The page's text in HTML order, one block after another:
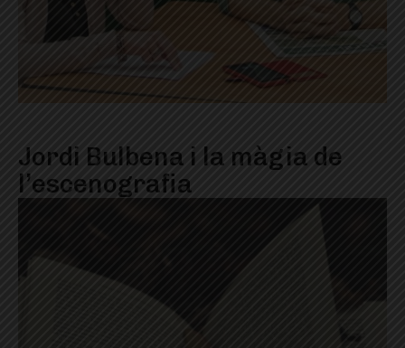
Jordi Bulbena i la màgia de
l’escenografia